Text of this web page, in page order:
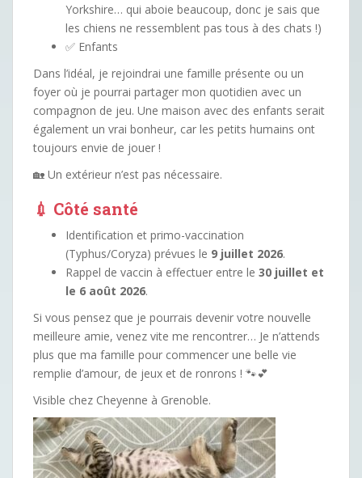
Yorkshire… qui aboie beaucoup, donc je sais que
les chiens ne ressemblent pas tous à des chats !)
✅ Enfants
Dans l’idéal, je rejoindrai une famille présente ou un
foyer où je pourrai partager mon quotidien avec un
compagnon de jeu. Une maison avec des enfants serait
également un vrai bonheur, car les petits humains ont
toujours envie de jouer !
🏡 Un extérieur n’est pas nécessaire.
💉 Côté santé
Identification et primo-vaccination
(Typhus/Coryza) prévues le 9 juillet 2026.
Rappel de vaccin à effectuer entre le 30 juillet et
le 6 août 2026.
Si vous pensez que je pourrais devenir votre nouvelle
meilleure amie, venez vite me rencontrer… Je n’attends
plus que ma famille pour commencer une belle vie
remplie d’amour, de jeux et de ronrons ! 🐾💕
Visible chez Cheyenne à Grenoble.